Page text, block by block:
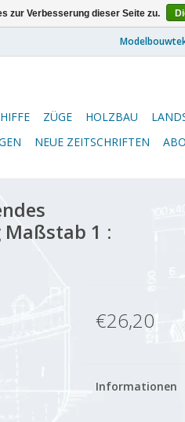
ZÜGE HOLZBAU
NEUE ZEITSCHRIFTEN
1 :
€26,20
Informationen
zur Verbesserung dieser Seite zu.